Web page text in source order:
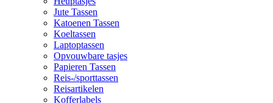
Jute Tassen
Katoenen Tassen
Koeltassen
Laptoptassen
Opvouwbare tasjes
Papieren Tassen
Reis-/sporttassen
Reisartikelen
Kofferlabels